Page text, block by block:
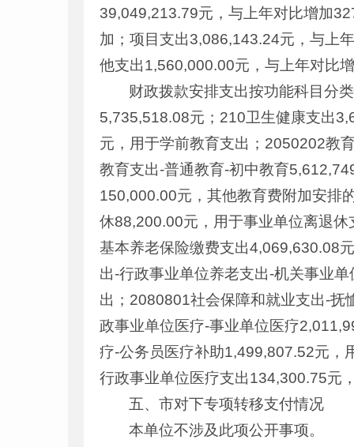
39,049,213.79元，与上年对比增加
加；项目支出3,086,143.24元，与上
他支出1,560,000.00元，与上年对比
财政拨款安排支出按功能科目分
5,735,518.08元；210卫生健康支出
元，用于学前教育支出；2050202教
教育支出-普通教育-初中教育
150,000.00元，其他教育费附加安排
休88,200.00元，用于事业单位离退
基本养老保险缴费支出4,069,630.08
出-行政事业单位养老支出-机关事业
出；2080801社会保障和就业支出-
政事业单位医疗-事业单位医疗
疗-公务员医疗补助1,499,807.52元，
行政事业单位医疗支出134,300.75元
五、市对下专项转移支付情况
本单位不涉及此项公开事项。